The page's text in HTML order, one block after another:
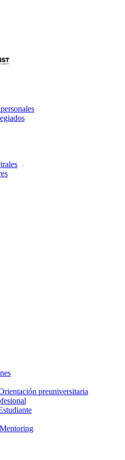
preuniversitaria